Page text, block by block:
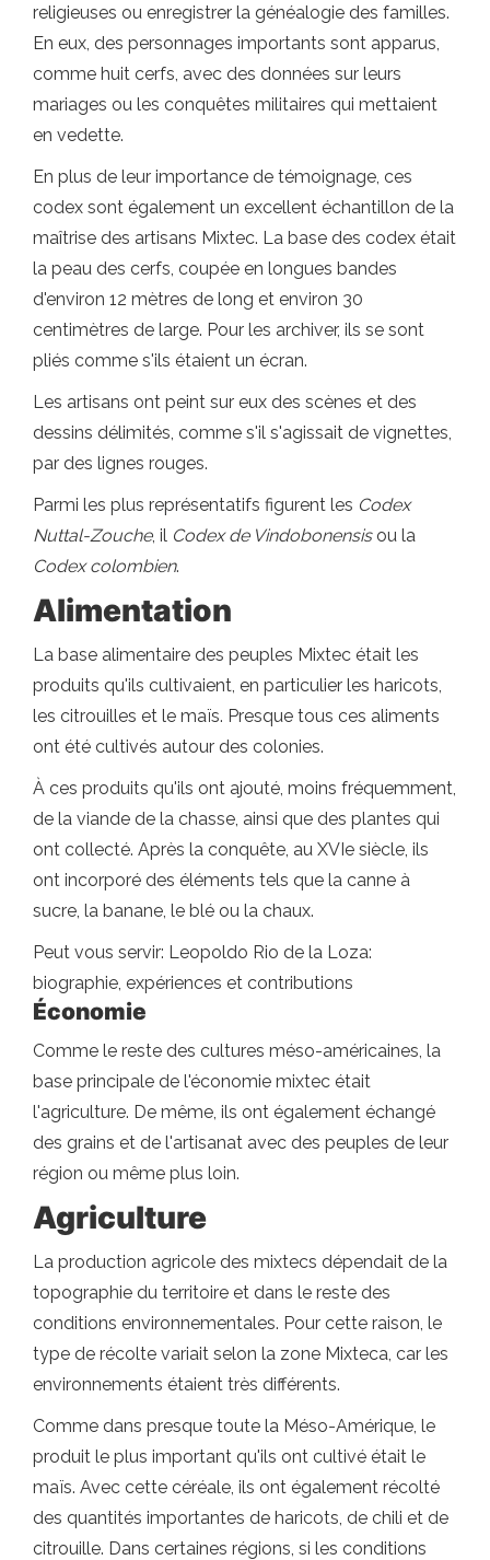
religieuses ou enregistrer la généalogie des familles.
En eux, des personnages importants sont apparus,
comme huit cerfs, avec des données sur leurs
mariages ou les conquêtes militaires qui mettaient
en vedette.
En plus de leur importance de témoignage, ces
codex sont également un excellent échantillon de la
maîtrise des artisans Mixtec. La base des codex était
la peau des cerfs, coupée en longues bandes
d'environ 12 mètres de long et environ 30
centimètres de large. Pour les archiver, ils se sont
pliés comme s'ils étaient un écran.
Les artisans ont peint sur eux des scènes et des
dessins délimités, comme s'il s'agissait de vignettes,
par des lignes rouges.
Parmi les plus représentatifs figurent les Codex
Nuttal-Zouche, il Codex de Vindobonensisou la
Codex colombien.
Alimentation
La base alimentaire des peuples Mixtec était les
produits qu'ils cultivaient, en particulier les haricots,
les citrouilles et le maïs. Presque tous ces aliments
ont été cultivés autour des colonies.
À ces produits qu'ils ont ajouté, moins fréquemment,
de la viande de la chasse, ainsi que des plantes qui
ont collecté. Après la conquête, au XVIe siècle, ils
ont incorporé des éléments tels que la canne à
sucre, la banane, le blé ou la chaux.
Peut vous servir: Leopoldo Rio de la Loza:
biographie, expériences et contributions
Économie
Comme le reste des cultures méso-américaines, la
base principale de l'économie mixtec était
l'agriculture. De même, ils ont également échangé
des grains et de l'artisanat avec des peuples de leur
région ou même plus loin.
Agriculture
La production agricole des mixtecs dépendait de la
topographie du territoire et dans le reste des
conditions environnementales. Pour cette raison, le
type de récolte variait selon la zone Mixteca, car les
environnements étaient très différents.
Comme dans presque toute la Méso-Amérique, le
produit le plus important qu'ils ont cultivé était le
maïs. Avec cette céréale, ils ont également récolté
des quantités importantes de haricots, de chili et de
citrouille. Dans certaines régions, si les conditions